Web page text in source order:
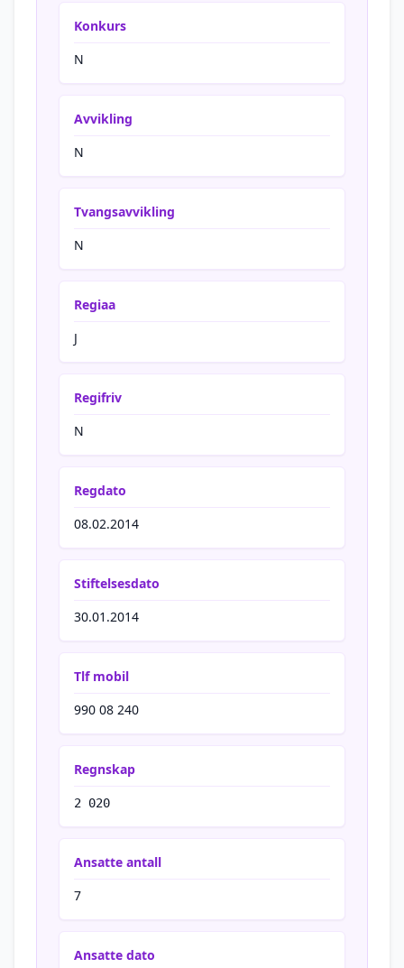
Konkurs
N
Avvikling
N
Tvangsavvikling
N
Regiaa
J
Regifriv
N
Regdato
08.02.2014
Stiftelsesdato
30.01.2014
Tlf mobil
990 08 240
Regnskap
2 020
Ansatte antall
7
Ansatte dato